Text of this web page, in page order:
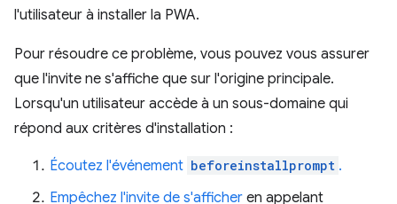
l'utilisateur à installer la PWA.
Pour résoudre ce problème, vous pouvez vous assurer
que l'invite ne s'affiche que sur l'origine principale.
Lorsqu'un utilisateur accède à un sous-domaine qui
répond aux critères d'installation :
Écoutez l'événement beforeinstallprompt .
Empêchez l'invite de s'afficher en appelant